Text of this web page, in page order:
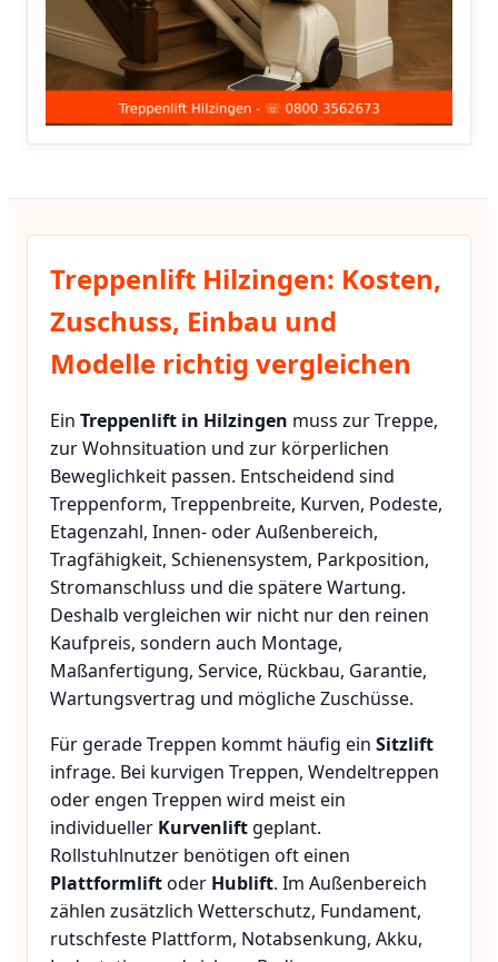
Treppenlift Hilzingen: Kosten,
Zuschuss, Einbau und
Modelle richtig vergleichen
Ein Treppenlift in Hilzingen muss zur Treppe,
zur Wohnsituation und zur körperlichen
Beweglichkeit passen. Entscheidend sind
Treppenform, Treppenbreite, Kurven, Podeste,
Etagenzahl, Innen- oder Außenbereich,
Tragfähigkeit, Schienensystem, Parkposition,
Stromanschluss und die spätere Wartung.
Deshalb vergleichen wir nicht nur den reinen
Kaufpreis, sondern auch Montage,
Maßanfertigung, Service, Rückbau, Garantie,
Wartungsvertrag und mögliche Zuschüsse.
Für gerade Treppen kommt häufig ein Sitzlift
infrage. Bei kurvigen Treppen, Wendeltreppen
oder engen Treppen wird meist ein
individueller Kurvenlift geplant.
Rollstuhlnutzer benötigen oft einen
Plattformliftoder Hublift. Im Außenbereich
zählen zusätzlich Wetterschutz, Fundament,
rutschfeste Plattform, Notabsenkung, Akku,